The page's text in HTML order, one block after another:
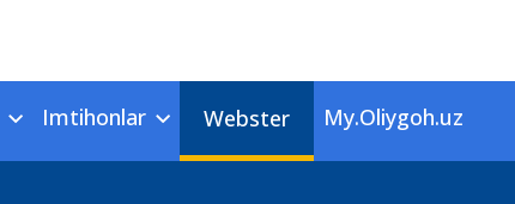
Imtihonlar Webster My.Oliygoh.uz